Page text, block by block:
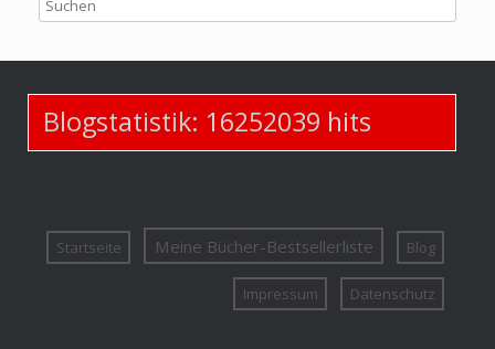
Blogstatistik: 16252039 hits
Startseite Meine Bücher-Bestsellerliste Blog
Impressum Datenschutz